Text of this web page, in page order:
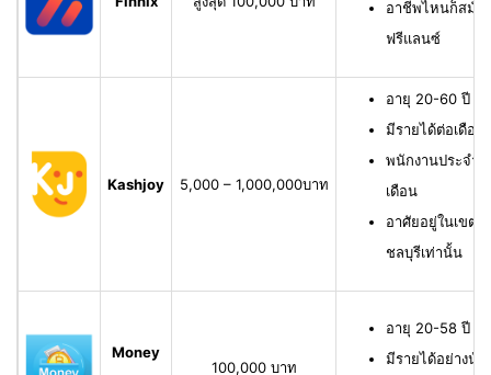
อาชีพไหนก็สมัค
ฟรีแลนซ์
Kashjoy 5,000 – 1,000,000บาท
อายุ 20-60 ปี มี
มีรายได้ต่อเดือ
พนักงานประจำ
เดือน
อาศัยอยู่ในเขต
ชลบุรีเท่านั้น
Money
100,000 บาท
อายุ 20-58 ปี มี
มีรายได้อย่างน้